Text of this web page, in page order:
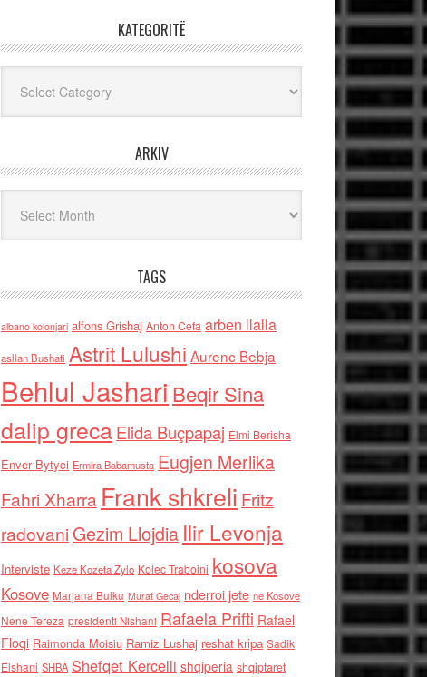
KATEGORITË
ARKIV
TAGS
albano kolonjari alfons Grishaj Anton Cefa arben llalla
asllan Bushati Astrit Lulushi Aurenc Bebja
Behlul Jashari Beqir Sina
dalip grecaElida Buçpapaj Elmi Berisha
Enver Bytyci Ermira Babamusta Eugjen Merlika
Fahri Xharra Frank shkreli Fritz
radovaniGezim Llojdia Ilir Levonja
Interviste Keze Kozeta Zylo Kolec Traboini kosova
Kosove Marjana Bulku Murat Gecaj nderroi jete ne Kosove
Nene Tereza presidenti Nishani Rafaela Prifti Rafael
Floqi Raimonda Moisiu Ramiz Lushaj reshat kripa Sadik
Elshani SHBA Shefqet Kercelli shqiperia shqiptaret